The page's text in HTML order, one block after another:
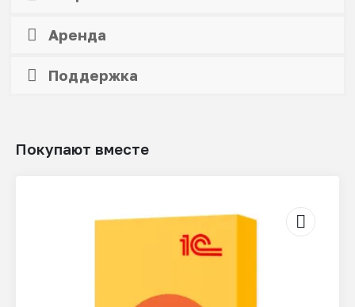
Аренда
Поддержка
Покупают вместе